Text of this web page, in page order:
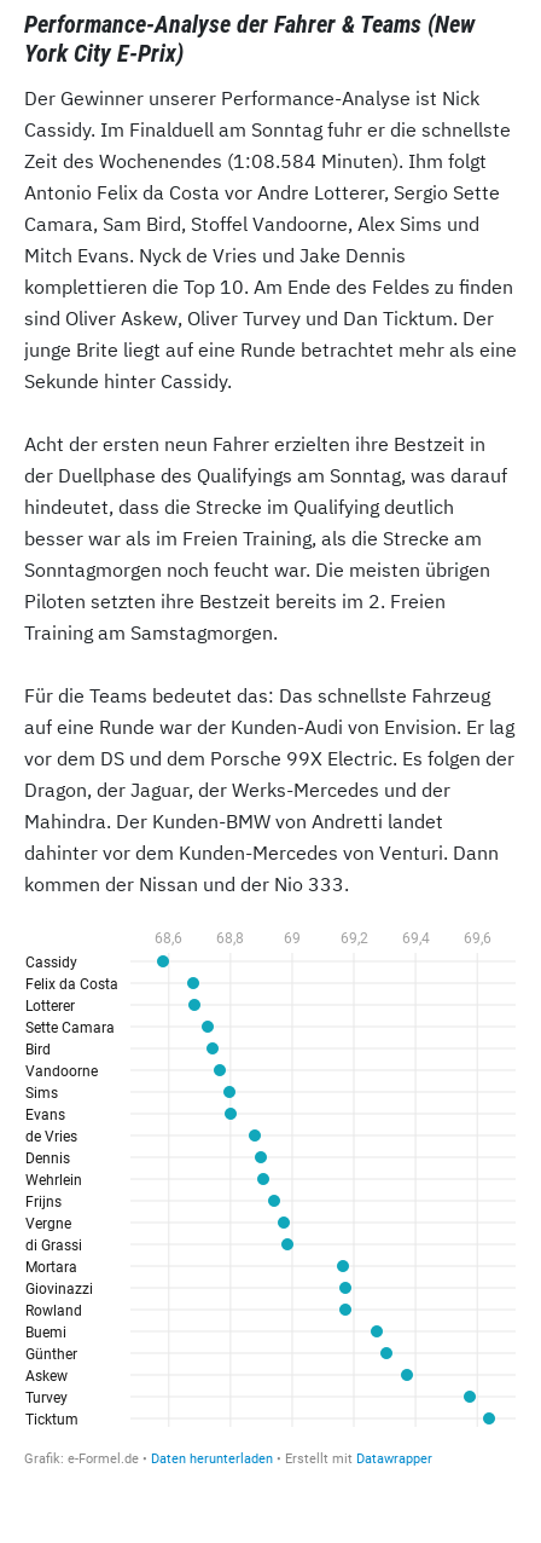
Performance-Analyse der Fahrer & Teams (New
York City E-Prix)
Der Gewinner unserer Performance-Analyse ist Nick
Cassidy. Im Finalduell am Sonntag fuhr er die schnellste
Zeit des Wochenendes (1:08.584 Minuten). Ihm folgt
Antonio Felix da Costa vor Andre Lotterer, Sergio Sette
Camara, Sam Bird, Stoffel Vandoorne, Alex Sims und
Mitch Evans. Nyck de Vries und Jake Dennis
komplettieren die Top 10. Am Ende des Feldes zu finden
sind Oliver Askew, Oliver Turvey und Dan Ticktum. Der
junge Brite liegt auf eine Runde betrachtet mehr als eine
Sekunde hinter Cassidy.
Acht der ersten neun Fahrer erzielten ihre Bestzeit in
der Duellphase des Qualifyings am Sonntag, was darauf
hindeutet, dass die Strecke im Qualifying deutlich
besser war als im Freien Training, als die Strecke am
Sonntagmorgen noch feucht war. Die meisten übrigen
Piloten setzten ihre Bestzeit bereits im 2. Freien
Training am Samstagmorgen.
Für die Teams bedeutet das: Das schnellste Fahrzeug
auf eine Runde war der Kunden-Audi von Envision. Er lag
vor dem DS und dem Porsche 99X Electric. Es folgen der
Dragon, der Jaguar, der Werks-Mercedes und der
Mahindra. Der Kunden-BMW von Andretti landet
dahinter vor dem Kunden-Mercedes von Venturi. Dann
kommen der Nissan und der Nio 333.